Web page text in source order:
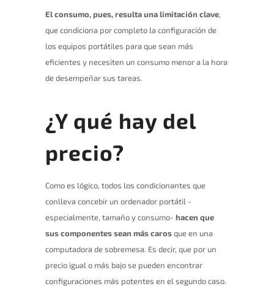
El consumo, pues, resulta una limitación clave,
que condiciona por completo la configuración de
los equipos portátiles para que sean más
eficientes y necesiten un consumo menor a la hora
de desempeñar sus tareas.
¿Y qué hay del
precio?
Como es lógico, todos los condicionantes que
conlleva concebir un ordenador portátil -
especialmente, tamaño y consumo- hacen que
sus componentes sean más carosque en una
computadora de sobremesa. Es decir, que por un
precio igual o más bajo se pueden encontrar
configuraciones más potentes en el segundo caso.